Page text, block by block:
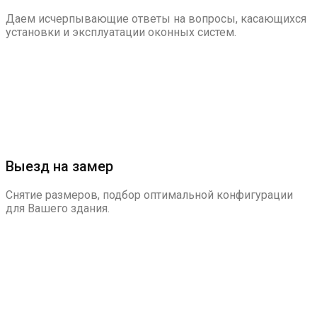
Даем исчерпывающие ответы на вопросы, касающихся
установки и эксплуатации оконных систем.
Выезд на замер
Снятие размеров, подбор оптимальной конфигурации
для Вашего здания.